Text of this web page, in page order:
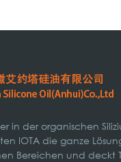
in der organischen
IOTA die ganze
Bereichen und deckt